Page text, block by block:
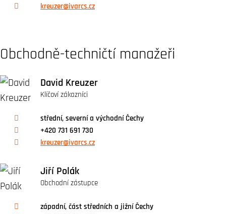
kreuzer@ivarcs.cz
Obchodně-techničtí manažeři
David Kreuzer
Klíčoví zákazníci
střední, severní a východní Čechy
+420 731 691 730
kreuzer@ivarcs.cz
Jiří Polák
Obchodní zástupce
západní, část středních a jižní Čechy